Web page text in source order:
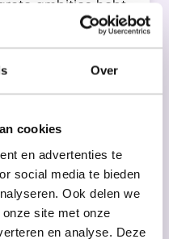
Over
cookies
en advertenties te
social media te bieden
Ook delen we
site met onze
en analyse. Deze
ambities hebt,
en Retool om
Organisatie